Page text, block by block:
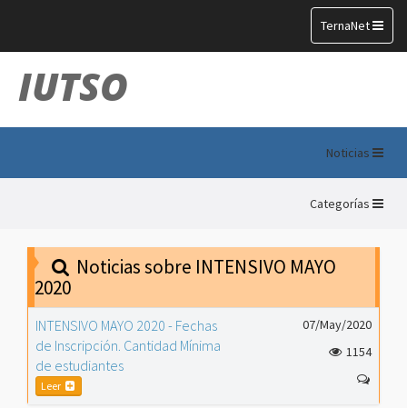
Toggle
navigation
TernaNet
IUTSO
Noticias
Categorías
Noticias sobre INTENSIVO MAYO
2020
INTENSIVO MAYO 2020 - Fechas
de Inscripción. Cantidad Mínima
de estudiantes
Leer
07/May/2020
1154